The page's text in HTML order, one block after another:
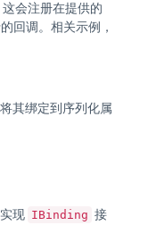
会注册在提供的
回调。相关示例，
其绑定到序列化属
现 IBinding 接